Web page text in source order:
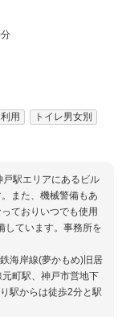
用
トイレ男女別
駅エリアにあるビル
また、機械警備もあ
ておりいつでも使用
しています。事務所を
海岸線(夢かもめ)旧居
町駅、神戸市営地下
駅からは徒歩2分と駅